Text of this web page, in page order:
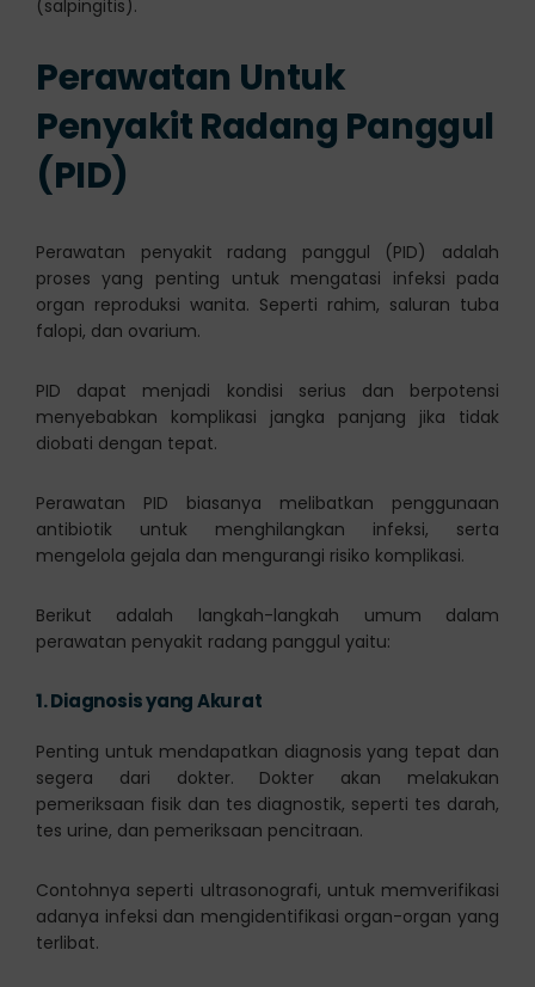
(salpingitis).
Perawatan Untuk
Penyakit Radang Panggul
(PID)
Perawatan penyakit radang panggul (PID) adalah
proses yang penting untuk mengatasi infeksi pada
organ reproduksi wanita. Seperti rahim, saluran tuba
falopi, dan ovarium.
PID dapat menjadi kondisi serius dan berpotensi
menyebabkan komplikasi jangka panjang jika tidak
diobati dengan tepat.
Perawatan PID biasanya melibatkan penggunaan
antibiotik untuk menghilangkan infeksi, serta
mengelola gejala dan mengurangi risiko komplikasi.
Berikut adalah langkah-langkah umum dalam
perawatan penyakit radang panggul yaitu:
1.Diagnosis yang Akurat
Penting untuk mendapatkan diagnosis yang tepat dan
segera dari dokter. Dokter akan melakukan
pemeriksaan fisik dan tes diagnostik, seperti tes darah,
tes urine, dan pemeriksaan pencitraan.
Contohnya seperti ultrasonografi, untuk memverifikasi
adanya infeksi dan mengidentifikasi organ-organ yang
terlibat.